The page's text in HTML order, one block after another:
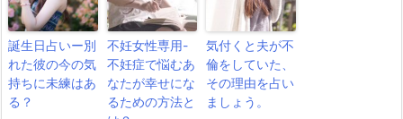
誕生日占いー別
れた彼の今の気
持ちに未練はあ
る？
不妊女性専用-
不妊症で悩むあ
なたが幸せにな
るための方法と
気付くと夫が不
倫をしていた、
その理由を占い
ましょう。